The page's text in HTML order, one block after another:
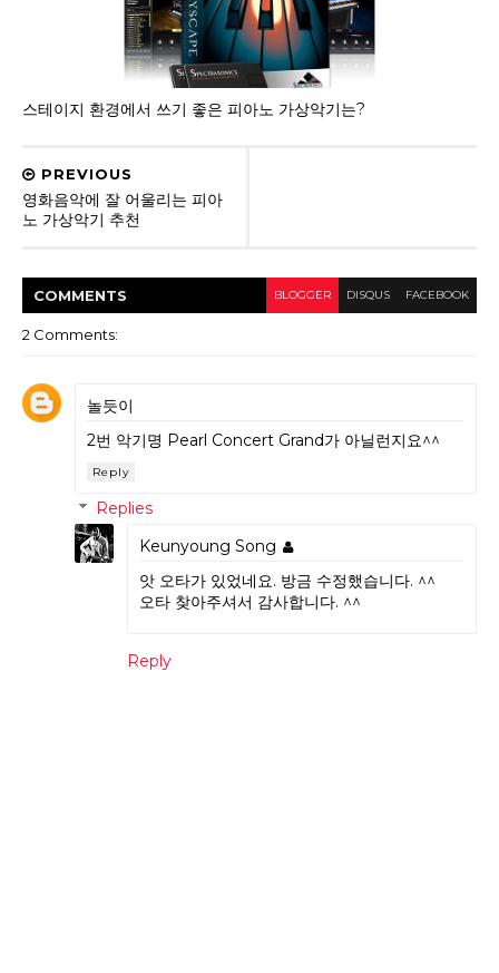
스테이지 환경에서 쓰기 좋은 피아노 가상악기는?
PREVIOUS
영화음악에 잘 어울리는 피아
노 가상악기 추천
COMMENTS BLOGGER DISQUS FACEBOOK
2 Comments:
놀듯이
2번 악기명 Pearl Concert Grand가 아닐런지요^^
Reply
Replies
Keunyoung Song
앗 오타가 있었네요. 방금 수정했습니다. ^^
오타 찾아주셔서 감사합니다. ^^
Reply